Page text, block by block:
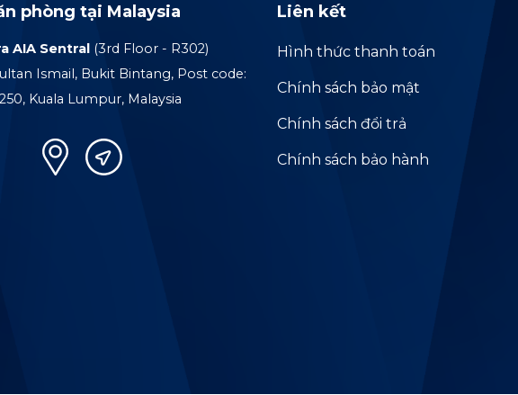
phòng tại Malaysia
AIA Sentral (3rd Floor - R302)
Ismail, Bukit Bintang, Post code:
Kuala Lumpur, Malaysia
Liên kết
Hình thức thanh toán
Chính sách bảo mật
Chính sách đổi trả
Chính sách bảo hành